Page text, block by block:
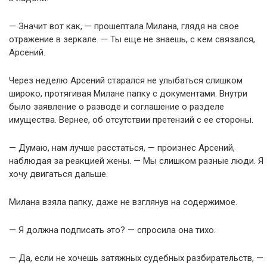
— Значит вот как, — прошептала Милана, глядя на свое
отражение в зеркале. — Ты еще не знаешь, с кем связался,
Арсений.
Через неделю Арсений старался не улыбаться слишком
широко, протягивая Милане папку с документами. Внутри
было заявление о разводе и соглашение о разделе
имущества. Вернее, об отсутствии претензий с ее стороны.
— Думаю, нам лучше расстаться, — произнес Арсений,
наблюдая за реакцией жены. — Мы слишком разные люди. Я
хочу двигаться дальше.
Милана взяла папку, даже не взглянув на содержимое.
— Я должна подписать это? — спросила она тихо.
— Да, если не хочешь затяжных судебных разбирательств, —